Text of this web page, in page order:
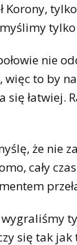
Korony,
nie
to by
łatwiej.
że nie
cały
wygraliśmy
się tak